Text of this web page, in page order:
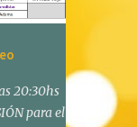
20:30hs
para el